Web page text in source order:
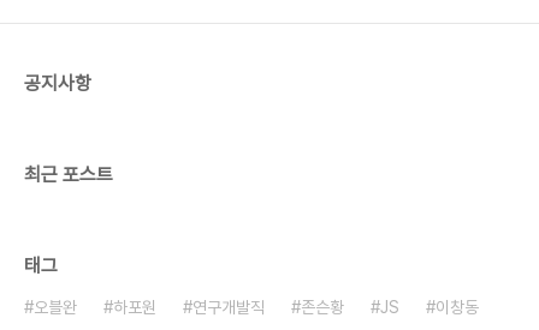
공지사항
최근 포스트
태그
오블완 하포원 연구개발직 존슨황 JS
이창동